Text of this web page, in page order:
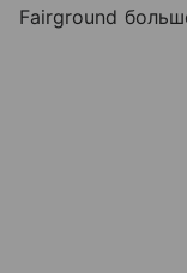
Fairground